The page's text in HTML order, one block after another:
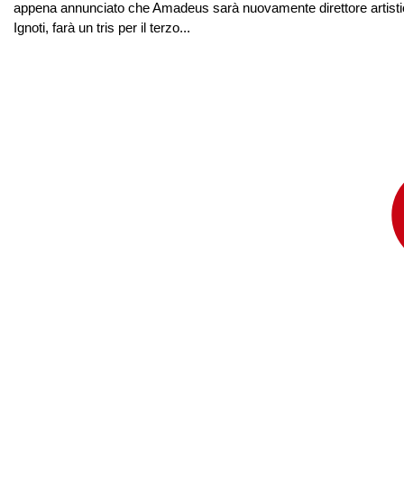
appena annunciato che Amadeus sarà nuovamente direttore
Ignoti, farà un tris per il terzo...